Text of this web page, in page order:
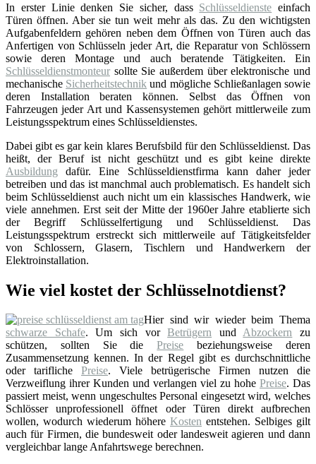
In erster Linie denken Sie sicher, dass Schlüsseldienste einfach
Türen öffnen. Aber sie tun weit mehr als das. Zu den wichtigsten
Aufgabenfeldern gehören neben dem Öffnen von Türen auch das
Anfertigen von Schlüsseln jeder Art, die Reparatur von Schlössern
sowie deren Montage und auch beratende Tätigkeiten. Ein
Schlüsseldienstmonteur sollte Sie außerdem über elektronische und
mechanische Sicherheitstechnik und mögliche Schließanlagen sowie
deren Installation beraten können. Selbst das Öffnen von
Fahrzeugen jeder Art und Kassensystemen gehört mittlerweile zum
Leistungsspektrum eines Schlüsseldienstes.
Dabei gibt es gar kein klares Berufsbild für den Schlüsseldienst. Das
heißt, der Beruf ist nicht geschützt und es gibt keine direkte
Ausbildung dafür. Eine Schlüsseldienstfirma kann daher jeder
betreiben und das ist manchmal auch problematisch. Es handelt sich
beim Schlüsseldienst auch nicht um ein klassisches Handwerk, wie
viele annehmen. Erst seit der Mitte der 1960er Jahre etablierte sich
der Begriff Schlüsselfertigung und Schlüsseldienst. Das
Leistungsspektrum erstreckt sich mittlerweile auf Tätigkeitsfelder
von Schlossern, Glasern, Tischlern und Handwerkern der
Elektroinstallation.
Wie viel kostet der Schlüsselnotdienst?
Hier sind wir wieder beim Thema
schwarze Schafe. Um sich vorBetrügern undAbzockern zu
schützen, sollten Sie diePreise beziehungsweise deren
Zusammensetzung kennen. In der Regel gibt es durchschnittliche
oder tarifliche Preise. Viele betrügerische Firmen nutzen die
Verzweiflung ihrer Kunden und verlangen viel zu hohe Preise. Das
passiert meist, wenn ungeschultes Personal eingesetzt wird, welches
Schlösser unprofessionell öffnet oder Türen direkt aufbrechen
wollen, wodurch wiederum höhere Kosten entstehen. Selbiges gilt
auch für Firmen, die bundesweit oder landesweit agieren und dann
vergleichbar lange Anfahrtswege berechnen.